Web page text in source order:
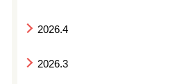
2026.4
2026.3